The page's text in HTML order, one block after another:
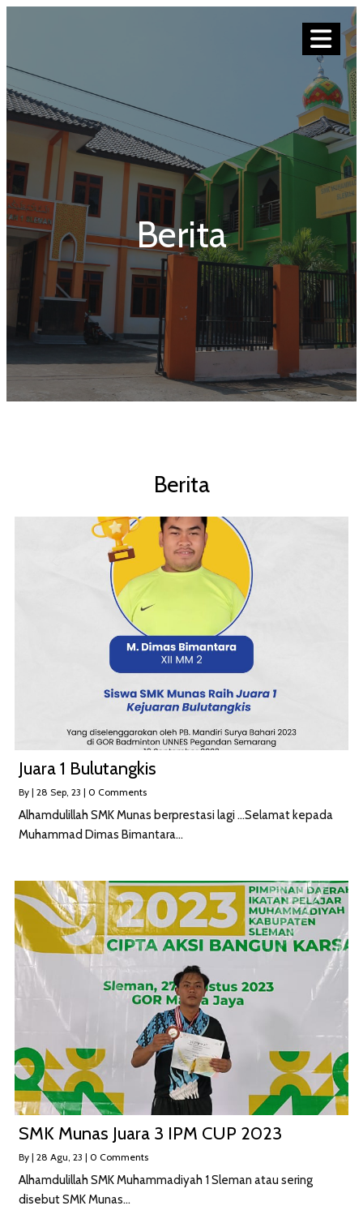
Berita
Berita
Juara 1 Bulutangkis
By | 28 Sep, 23 | 0 Comments
Alhamdulillah SMK Munas berprestasi lagi …Selamat kepada
Muhammad Dimas Bimantara…
SMK Munas Juara 3 IPM CUP 2023
By | 28 Agu, 23 | 0 Comments
Alhamdulillah SMK Muhammadiyah 1 Sleman atau sering
disebut SMK Munas…